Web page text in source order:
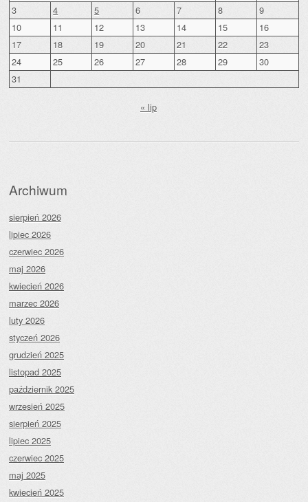
3
4 5 6 7 8
9
10
11 12 13 14 15
16
17
18 19 20 21 22
23
24
25 26 27 28 29
30
31
« lip
Archiwum
sierpień 2026
lipiec 2026
czerwiec 2026
maj 2026
kwiecień 2026
marzec 2026
luty 2026
styczeń 2026
grudzień 2025
listopad 2025
październik 2025
wrzesień 2025
sierpień 2025
lipiec 2025
czerwiec 2025
maj 2025
kwiecień 2025